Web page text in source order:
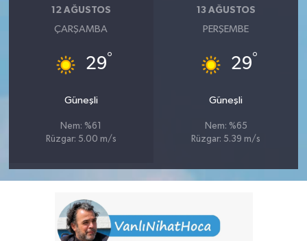
12 AĞUSTOS
ÇARŞAMBA
29°
Güneşli
Nem: %61
Rüzgar: 5.00 m/s
13 AĞUSTOS
PERŞEMBE
29°
Güneşli
Nem: %65
Rüzgar: 5.39 m/s